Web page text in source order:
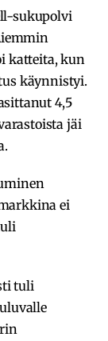
sukupolvi
katteita, kun
käynnistyi.
4,5
jäi
ei
tuli